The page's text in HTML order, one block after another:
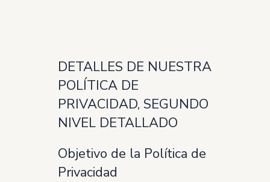
DETALLES DE NUESTRA
POLÍTICA DE
PRIVACIDAD, SEGUNDO
NIVEL DETALLADO
Objetivo de la Política de
Privacidad